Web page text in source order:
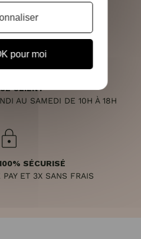
14 JOURS
CLIENT
AU SAMEDI DE 10H À 18H
SÉCURISÉ
PAY ET 3X SANS FRAIS
pour moi